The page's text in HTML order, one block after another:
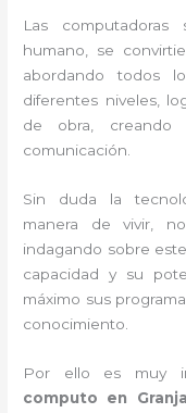
Las
humano, se
abordando todos
diferentes niveles,
de obra, creando
comunicación.
Sin duda la
manera de vivir,
indagando sobre
capacidad y su
máximo sus
conocimiento.
Por ello es muy
computo en